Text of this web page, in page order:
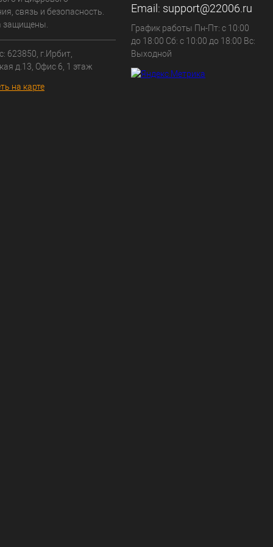
связь и безопасность.
защищены.
623850, г.Ирбит,
д.13, Офис 6, 1 этаж
на карте
Email: support@22006.ru
График работы Пн-Пт: с 10:00
до 18:00 Сб: с 10:00 до 18:00 Вс:
Выходной